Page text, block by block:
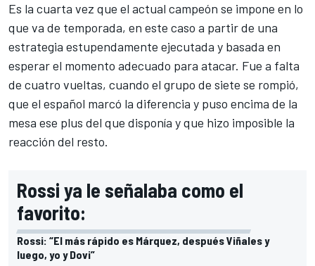
Es la cuarta vez que el actual campeón se impone en lo
que va de temporada, en este caso a partir de una
estrategia estupendamente ejecutada y basada en
esperar el momento adecuado para atacar. Fue a falta
de cuatro vueltas, cuando el grupo de siete se rompió,
que el español marcó la diferencia y puso encima de la
mesa ese plus del que disponía y que hizo imposible la
reacción del resto.
Rossi ya le señalaba como el
favorito:
Rossi: “El más rápido es Márquez, después Viñales y
luego, yo y Dovi”